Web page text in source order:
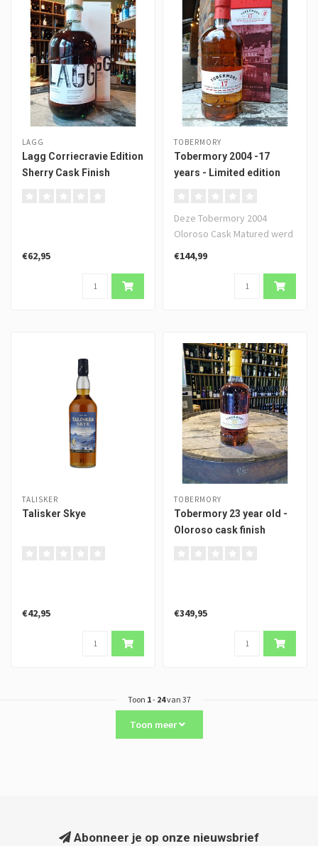
LAGG
Lagg Corriecravie Edition
Sherry Cask Finish
€62,95
TOBERMORY
Tobermory 2004 -17
years - Limited edition
Deze Tobermory 2004
Oloroso Cask Matured werd
en af..
€144,99
TALISKER
Talisker Skye
€42,95
TOBERMORY
Tobermory 23 year old -
Oloroso cask finish
€349,95
Toon 1- 24van 37
Toon meer
Abonneer je op onze nieuwsbrief